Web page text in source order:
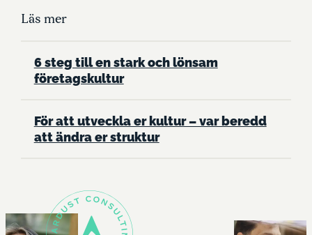
Läs mer
6 steg till en stark och lönsam
företagskultur
För att utveckla er kultur – var beredd
att ändra er struktur